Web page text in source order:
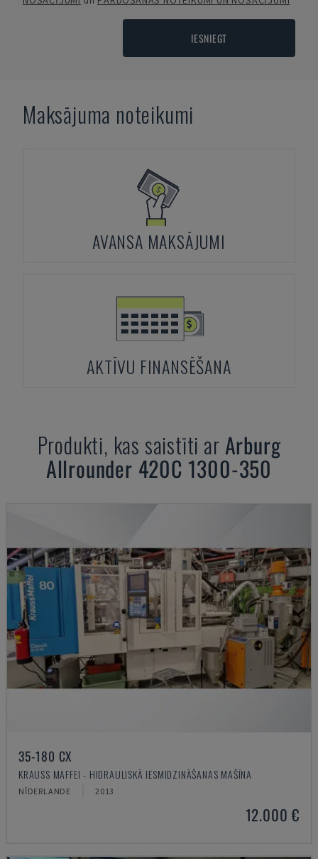
IESNIEGT
Maksājuma noteikumi
AVANSA MAKSĀJUMI
AKTĪVU FINANSĒŠANA
Produkti, kas saistīti arArburg
Allrounder 420C 1300-350
35-180 CX
KRAUSS MAFFEI - HIDRAULISKĀ IESMIDZINĀŠANAS MAŠĪNA
NĪDERLANDE 2013
12.000 €